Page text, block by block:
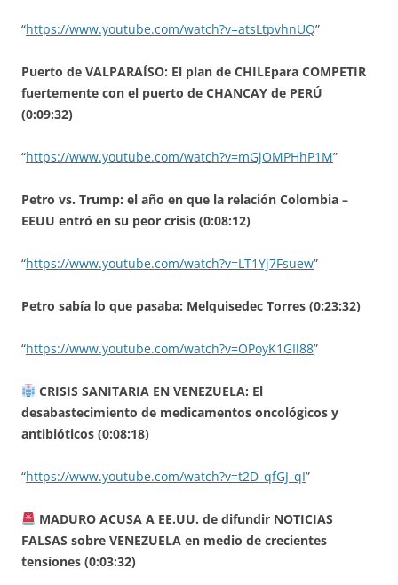
“https://www.youtube.com/watch?v=atsLtpvhnUQ”
Puerto de VALPARAÍSO: El plan de CHILEpara COMPETIR
fuertemente con el puerto de CHANCAY de PERÚ
(0:09:32)
“https://www.youtube.com/watch?v=mGjOMPHhP1M”
Petro vs. Trump: el año en que la relación Colombia –
EEUU entró en su peor crisis (0:08:12)
“https://www.youtube.com/watch?v=LT1Yj7Fsuew”
Petro sabía lo que pasaba: Melquisedec Torres (0:23:32)
“https://www.youtube.com/watch?v=OPoyK1GIl88”
CRISIS SANITARIA EN VENEZUELA: El
desabastecimiento de medicamentos oncológicos y
antibióticos (0:08:18)
“https://www.youtube.com/watch?v=t2D_qfGJ_qI”
MADURO ACUSA A EE.UU. de difundir NOTICIAS
FALSAS sobre VENEZUELA en medio de crecientes
tensiones (0:03:32)